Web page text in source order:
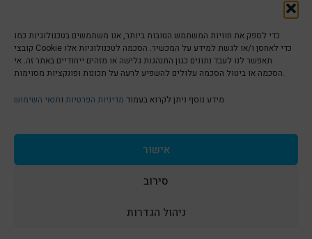
כדי לספק את חוויות המשתמש הטובות ביותר, אנו משתמשים בטכנולוגיות כמו
קובצי Cookie כדי לאחסן ו/או לגשת למידע על המכשיר. הסכמה לטכנולוגיות אלו
תאפשר לנו לעבד נתונים כגון התנהגות גלישה או מזהים ייחודיים באתר זה. אי
הסכמה או ביטול הסכמה עלולים להשפיע לרעה על תכונות ופונקציות מסוימות.
מידע נוסף ניתן לקרוא בעמוד מדיניות הפרטיות ותנאי השימוש
אישור
סירוב
ניהול הגדרות
הצהרת נגישות | Accessibility